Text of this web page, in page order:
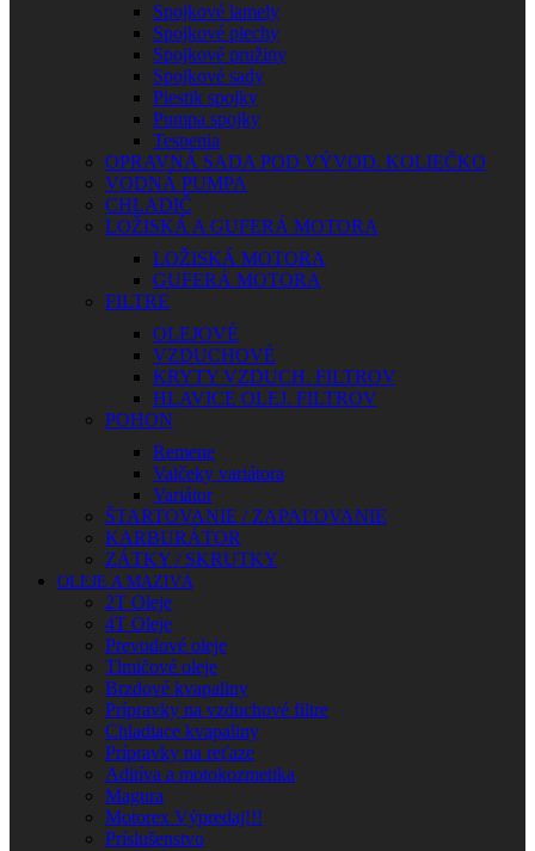
Spojkové lamely
Spojkové plechy
Spojkové pružiny
Spojkové sady
Piestik spojky
Pumpa spojky
Tesnenia
OPRAVNÁ SADA POD VÝVOD. KOLIEČKO
VODNÁ PUMPA
CHLADIČ
LOŽISKÁ A GUFERÁ MOTORA
LOŽISKÁ MOTORA
GUFERÁ MOTORA
FILTRE
OLEJOVÉ
VZDUCHOVÉ
KRYTY VZDUCH. FILTROV
HLAVICE OLEJ. FILTROV
POHON
Remene
Valčeky variátora
Variátor
ŠTARTOVANIE / ZAPAĽOVANIE
KARBURÁTOR
ZÁTKY / SKRUTKY
OLEJE A MAZIVÁ
2T Oleje
4T Oleje
Prevodové oleje
Tlmičové oleje
Brzdové kvapaliny
Prípravky na vzduchové filtre
Chladiace kvapaliny
Prípravky na reťaze
Aditíva a motokozmetika
Magura
Motorex Výpredaj!!!
Príslušenstvo